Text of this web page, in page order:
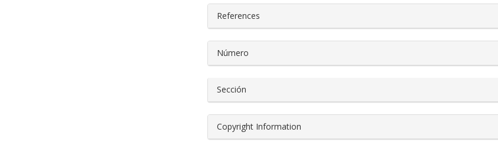
References
Número
Sección
Copyright Information